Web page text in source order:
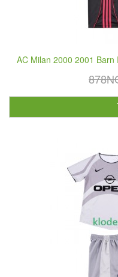
AC Milan 2000 2001